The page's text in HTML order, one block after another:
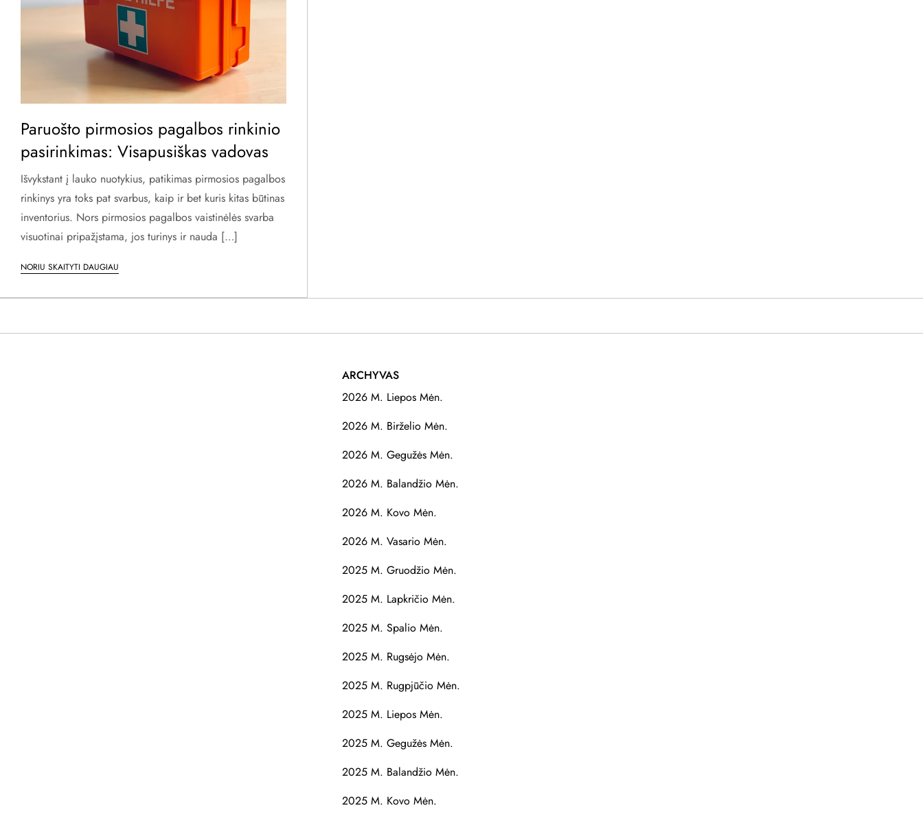
Paruošto pirmosios pagalbos rinkinio
pasirinkimas: Visapusiškas vadovas
Išvykstant į lauko nuotykius, patikimas pirmosios pagalbos
rinkinys yra toks pat svarbus, kaip ir bet kuris kitas būtinas
inventorius. Nors pirmosios pagalbos vaistinėlės svarba
visuotinai pripažįstama, jos turinys ir nauda […]
NORIU SKAITYTI DAUGIAU
ARCHYVAS
2026 M. Liepos Mėn.
2026 M. Birželio Mėn.
2026 M. Gegužės Mėn.
2026 M. Balandžio Mėn.
2026 M. Kovo Mėn.
2026 M. Vasario Mėn.
2025 M. Gruodžio Mėn.
2025 M. Lapkričio Mėn.
2025 M. Spalio Mėn.
2025 M. Rugsėjo Mėn.
2025 M. Rugpjūčio Mėn.
2025 M. Liepos Mėn.
2025 M. Gegužės Mėn.
2025 M. Balandžio Mėn.
2025 M. Kovo Mėn.